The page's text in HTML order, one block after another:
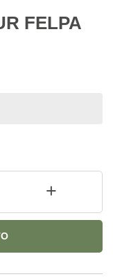
FELPA
+